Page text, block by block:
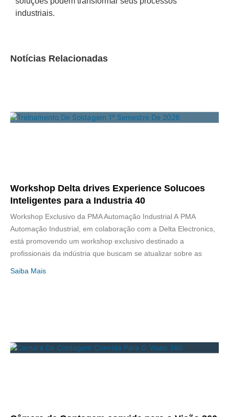
industriais.
Notícias Relacionadas
Workshop Delta drives Experience Solucoes
Inteligentes para a Industria 40
Workshop Exclusivo da PMA Automação Industrial A PMA
Automação Industrial, em colaboração com a Delta Electronics,
está promovendo um workshop exclusivo destinado a
profissionais da indústria que buscam se atualizar sobre as
Saiba Mais